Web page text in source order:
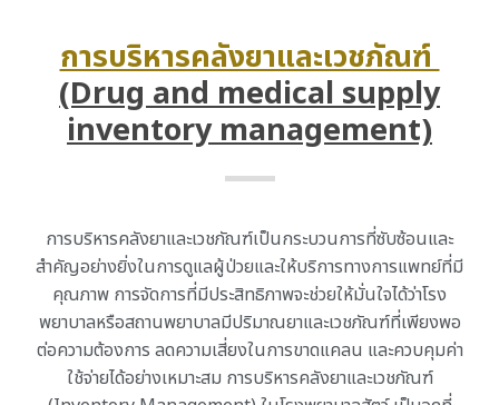
การบริหารคลังยาและเวชภัณฑ์
(Drug and medical supply
inventory management)
การบริหารคลังยาและเวชภัณฑ์เป็นกระบวนการที่ซับซ้อนและ
สำคัญอย่างยิ่งในการดูแลผู้ป่วยและให้บริการทางการแพทย์ที่มี
คุณภาพ การจัดการที่มีประสิทธิภาพจะช่วยให้มั่นใจได้ว่าโรง
พยาบาลหรือสถานพยาบาลมีปริมาณยาและเวชภัณฑ์ที่เพียงพอ
ต่อความต้องการ ลดความเสี่ยงในการขาดแคลน และควบคุมค่า
ใช้จ่ายได้อย่างเหมาะสม การบริหารคลังยาและเวชภัณฑ์